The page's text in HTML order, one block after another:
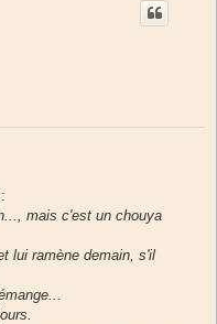
mais c'est un chouya
lui ramène demain, s'il